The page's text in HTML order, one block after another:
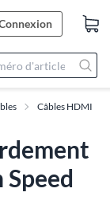
Câbles HDMI